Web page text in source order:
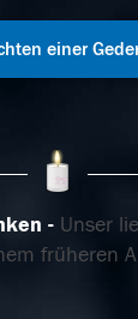
einer
Unser
früheren